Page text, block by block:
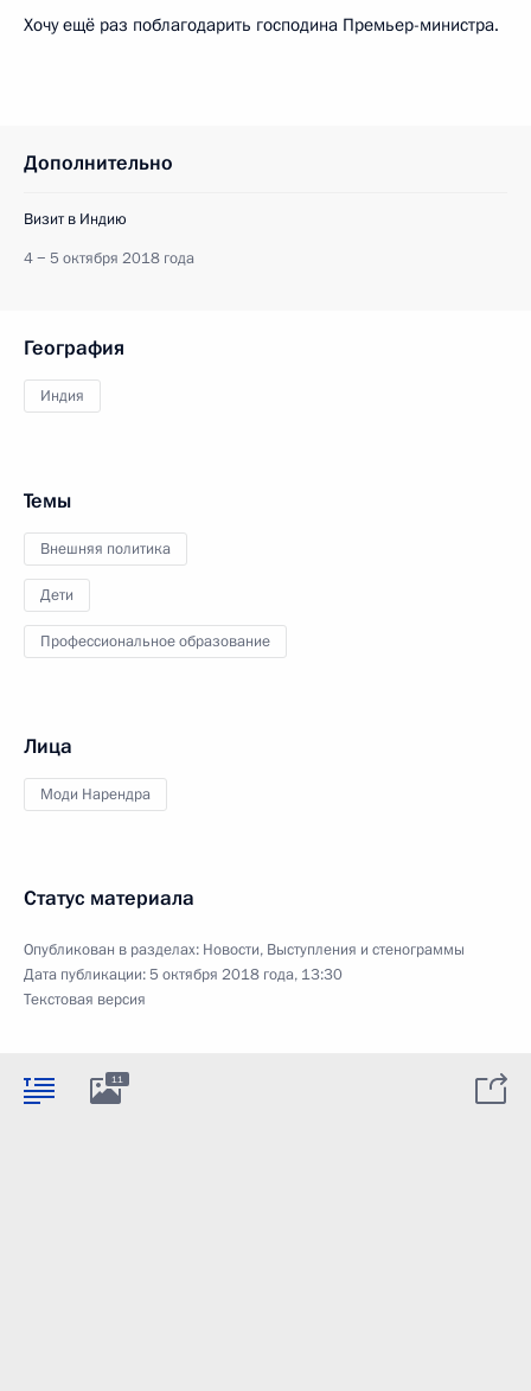
Хочу ещё раз поблагодарить господина Премьер-министра.
Дополнительно
Визит в Индию
4 − 5 октября 2018 года
География
Индия
Темы
Внешняя политика
Дети
Профессиональное образование
Лица
Моди Нарендра
Статус материала
Опубликован в разделах: Новости, Выступления и стенограммы
Дата публикации:5 октября 2018 года, 13:30
Текстовая версия
11